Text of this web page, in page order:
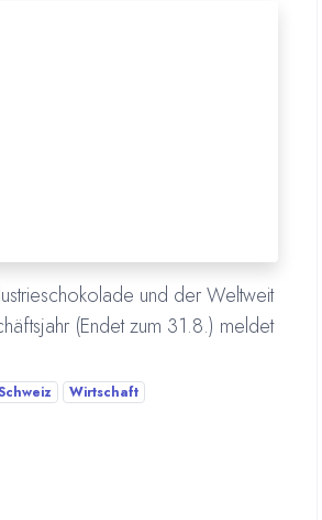
und der Weltweit
(Endet zum 31.8.) meldet
Wirtschaft